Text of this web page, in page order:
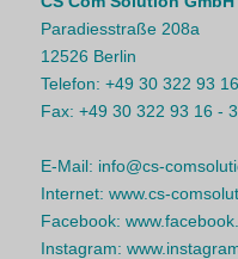
Paradiesstraße 208a
12526 Berlin
Telefon: +49 30 322 93
Fax: +49 30 322 93 16 -
E-Mail: info@cs-
Internet: www.cs-
Facebook:
Instagram: